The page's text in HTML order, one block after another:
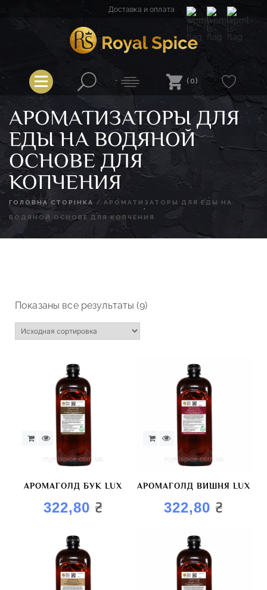
Доставка и оплата
Royal Spice
(0)
АРОМАТИЗАТОРЫ ДЛЯ
ЕДЫ НА ВОДЯНОЙ
ОСНОВЕ ДЛЯ
КОПЧЕНИЯ
ГОЛОВНА СТОРІНКА / АРОМАТИЗАТОРЫ ДЛЯ ЕДЫ НА
ВОДЯНОЙ ОСНОВЕ ДЛЯ КОПЧЕНИЯ
Показаны все результаты (9)
АРОМАГОЛД БУК LUX
322,80 ₴
АРОМАГОЛД ВИШНЯ LUX
322,80₴